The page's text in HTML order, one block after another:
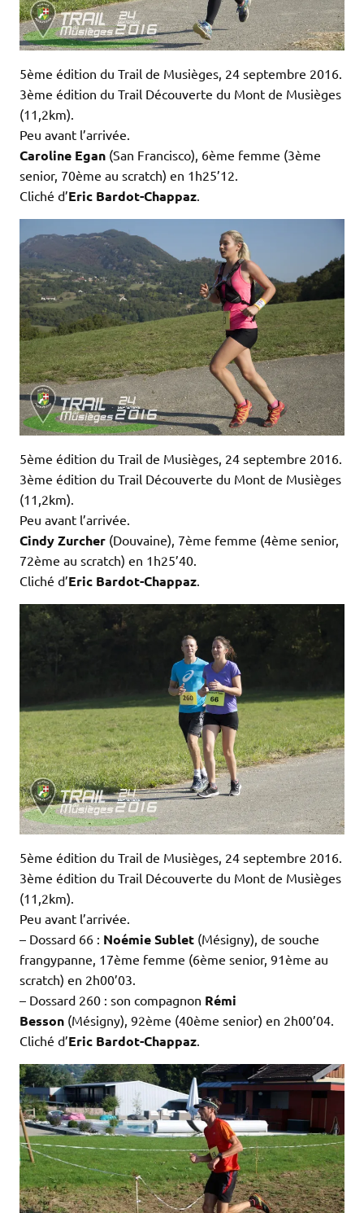
5ème édition du Trail de Musièges, 24 septembre 2016.
3ème édition du Trail Découverte du Mont de Musièges
(11,2km).
Peu avant l’arrivée.
Caroline Egan (San Francisco), 6ème femme (3ème
senior, 70ème au scratch) en 1h25’12.
Cliché d’Eric Bardot-Chappaz
5ème édition du Trail de Musièges, 24 septembre 2016.
3ème édition du Trail Découverte du Mont de Musièges
(11,2km).
Peu avant l’arrivée.
Cindy Zurcher (Douvaine), 7ème femme (4ème senior,
72ème au scratch) en 1h25’40.
Cliché d’Eric Bardot-Chappaz.
5ème édition du Trail de Musièges, 24 septembre 2016.
3ème édition du Trail Découverte du Mont de Musièges
(11,2km).
Peu avant l’arrivée.
– Dossard 66 : Noémie Sublet (Mésigny), de souche
frangypanne, 17ème femme (6ème senior, 91ème au
scratch) en 2h00’03.
– Dossard 260 : son compagnon Rémi
Besson (Mésigny), 92ème (40ème senior) en 2h00’04.
Cliché d’Eric Bardot-Chappaz